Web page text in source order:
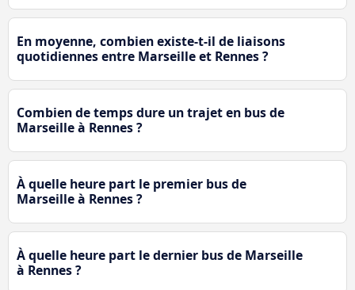
En moyenne, combien existe-t-il de liaisons
quotidiennes entre Marseille et Rennes ?
Combien de temps dure un trajet en bus de
Marseille à Rennes ?
À quelle heure part le premier bus de
Marseille à Rennes ?
À quelle heure part le dernier bus de Marseille
à Rennes ?